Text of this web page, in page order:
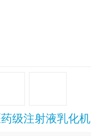
级注射液乳化机